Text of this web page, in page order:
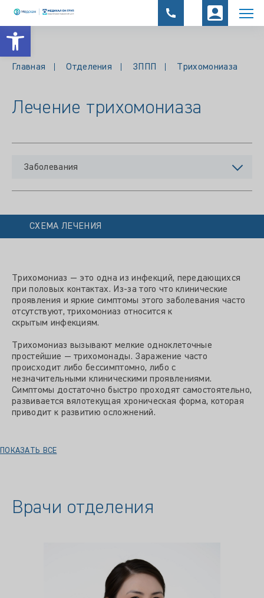
Открыть панель инструментов
Главная Отделения ЗППП Трихомониаза
Лечение трихомониаза
Заболевания
СХЕМА ЛЕЧЕНИЯ
Трихомониаз — это одна из инфекций, передающихся
при половых контактах. Из-за того что клинические
проявления и яркие симптомы этого заболевания часто
отсутствуют, трихомониаз относится к
скрытым инфекциям.
Трихомониаз вызывают мелкие одноклеточные
простейшие — трихомонады. Заражение часто
происходит либо бессимптомно, либо с
незначительными клиническими проявлениями.
Симптомы достаточно быстро проходят самостоятельно,
развивается вялотекущая хроническая форма, которая
приводит к развитию осложнений.
ПОКАЗАТЬ ВСЕ
Врачи отделения